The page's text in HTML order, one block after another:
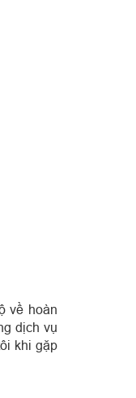
về hoàn
dịch vụ
khi gặp